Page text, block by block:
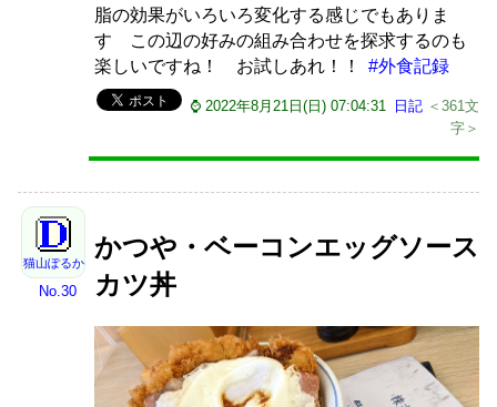
脂の効果がいろいろ変化する感じでもありま
す この辺の好みの組み合わせを探求するのも
楽しいですね！ お試しあれ！！
#外食記録
⌚ 2022年8月21日(日) 07:04:31 日記 ＜361文
字＞
猫山ぽるか
No.30
かつや・ベーコンエッグソース
カツ丼